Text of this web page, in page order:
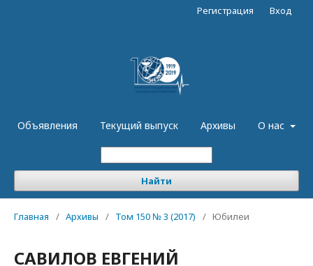
Объявления Текущий выпуск Архивы О нас
Найти
Регистрация Вход
Главная / Архивы / Том 150 № 3 (2017) / Юбилеи
САВИЛОВ ЕВГЕНИЙ